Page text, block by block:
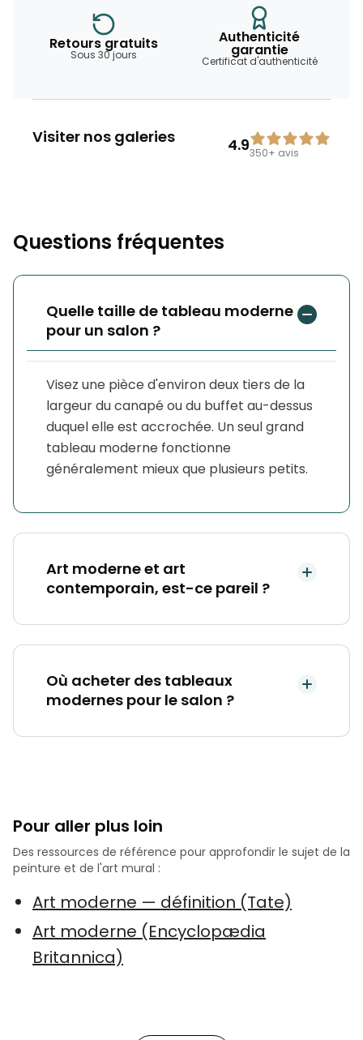
Retours gratuits
Sous 30 jours
Authenticité
garantie
Certificat d'authenticité
Visiter nos galeries 4.9350+ avis
Questions fréquentes
Quelle taille de tableau moderne
pour un salon ?
Visez une pièce d'environ deux tiers de la
largeur du canapé ou du buffet au-dessus
duquel elle est accrochée. Un seul grand
tableau moderne fonctionne
généralement mieux que plusieurs petits.
Art moderne et art
contemporain, est-ce pareil ?
Où acheter des tableaux
modernes pour le salon ?
Pour aller plus loin
Des ressources de référence pour approfondir le sujet de la
peinture et de l'art mural :
Art moderne — définition (Tate)
Art moderne (Encyclopædia
Britannica)